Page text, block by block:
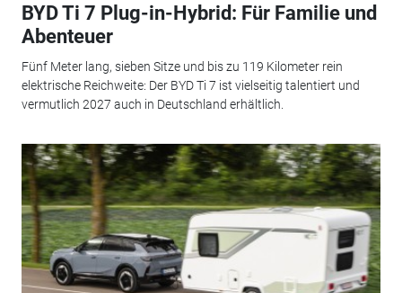
BYD Ti 7 Plug-in-Hybrid: Für Familie und
Abenteuer
Fünf Meter lang, sieben Sitze und bis zu 119 Kilometer rein
elektrische Reichweite: Der BYD Ti 7 ist vielseitig talentiert und
vermutlich 2027 auch in Deutschland erhältlich.